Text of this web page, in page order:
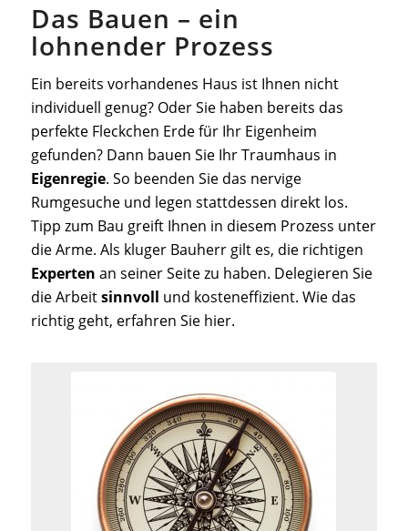
Das Bauen – ein
lohnender Prozess
Ein bereits vorhandenes Haus ist Ihnen nicht
individuell genug? Oder Sie haben bereits das
perfekte Fleckchen Erde für Ihr Eigenheim
gefunden? Dann bauen Sie Ihr Traumhaus in
Eigenregie. So beenden Sie das nervige
Rumgesuche und legen stattdessen direkt los.
Tipp zum Bau greift Ihnen in diesem Prozess unter
die Arme. Als kluger Bauherr gilt es, die richtigen
Experten an seiner Seite zu haben. Delegieren Sie
die Arbeitsinnvoll und kosteneffizient. Wie das
richtig geht, erfahren Sie hier.